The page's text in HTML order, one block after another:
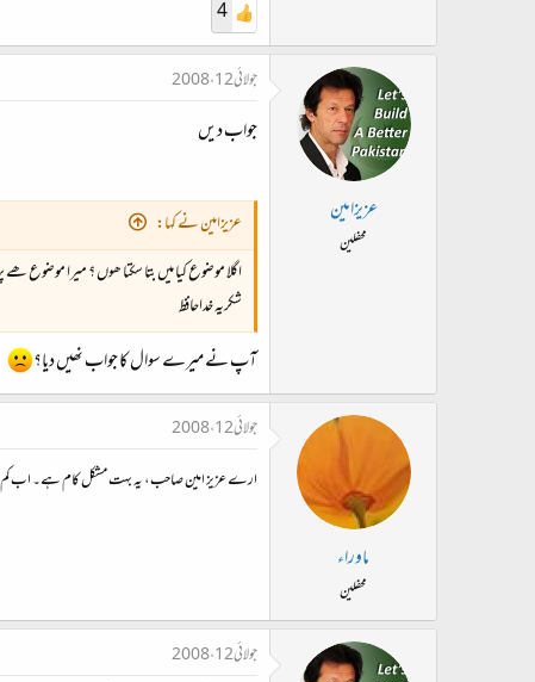
4
عزیزامین
محفلین
جولائی 12، 2008
جواب دیں
عزیزامین نے کہا:
اگلا موضوع کیا میں بتا سکتا ھوں ؟ میرا
شکریہ خداحافظ
آپ نے میرے سوال کا جواب نھیں دیا؟
ماوراء
محفلین
جولائی 12، 2008
ارے عزیز امین صاحب، یہ بہت مشکل کام ہے۔ اب کم از
جولائی 12، 2008